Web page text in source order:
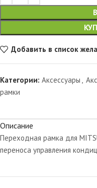
Добавить в список
Категории: Аксессуары ,
рамки
Описание
Переходная рамка для
переноса управления